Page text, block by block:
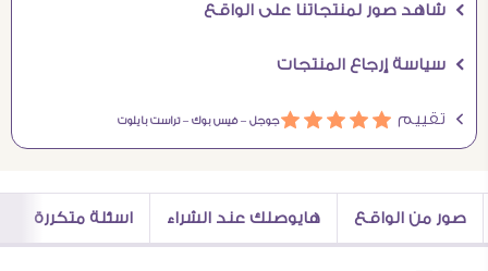
Ö شاهد صور لمنتجاتنا على الواقع
Ö سياسة إرجاع المنتجات
Ö تقييم áááááجوجل –فيس بوك –تراست بايلوت
صور من الواقع هايوصلك عند الشراء اسئلة متكررة